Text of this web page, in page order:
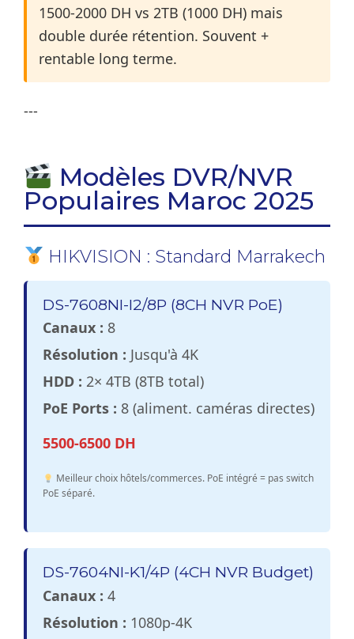
1500-2000 DH vs 2TB (1000 DH) mais
double durée rétention. Souvent +
rentable long terme.
---
Modèles DVR/NVR
Populaires Maroc 2025
HIKVISION : Standard Marrakech
DS-7608NI-I2/8P (8CH NVR PoE)
Canaux : 8
Résolution : Jusqu'à 4K
HDD : 2× 4TB (8TB total)
PoE Ports : 8 (aliment. caméras directes)
5500-6500 DH
Meilleur choix hôtels/commerces. PoE intégré = pas switch
PoE séparé.
DS-7604NI-K1/4P (4CH NVR Budget)
Canaux : 4
Résolution : 1080p-4K